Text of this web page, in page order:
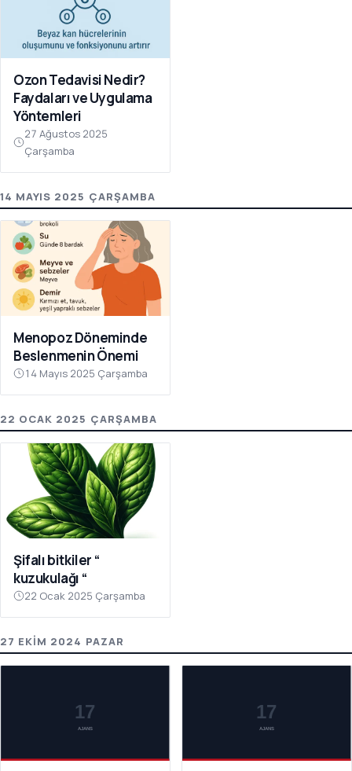
Ozon Tedavisi Nedir?
Faydaları ve Uygulama
Yöntemleri
27 Ağustos 2025
Çarşamba
14 MAYIS 2025 ÇARŞAMBA
Menopoz Döneminde
Beslenmenin Önemi
14 Mayıs 2025 Çarşamba
22 OCAK 2025 ÇARŞAMBA
Şifalı bitkiler “
kuzukulağı “
22 Ocak 2025 Çarşamba
27 EKIM 2024 PAZAR